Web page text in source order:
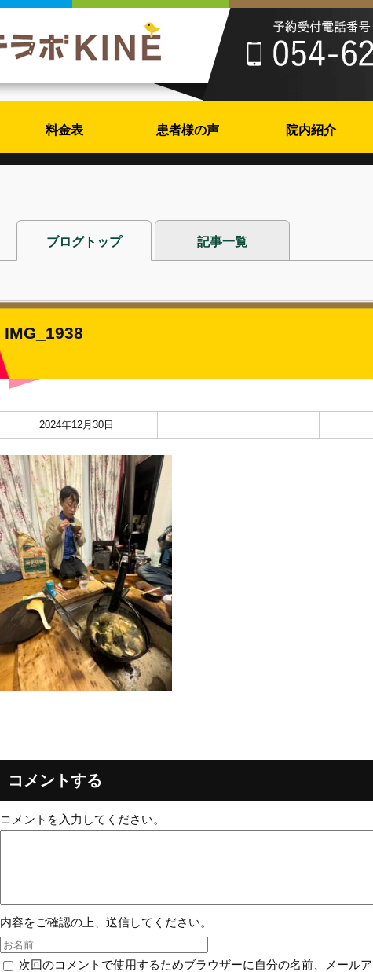
料金表 患者様の声 院内紹介
ブログトップ 記事一覧
IMG_1938
2024年12月30日
コメントする
コメントを入力してください。
内容をご確認の上、送信してください。
次回のコメントで使用するためブラウザーに自分の名前、メール